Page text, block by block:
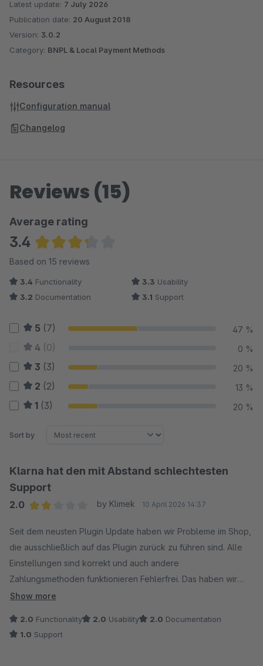
Latest update: 7 July 2026
Publication date: 20 August 2018
Version: 3.0.2
Category: BNPL & Local Payment Methods
Resources
Configuration manual
Changelog
Reviews (15)
Average rating
3.4
Average rating of 3.37 out of 5 stars
Based on 15 reviews
3.4 Functionality 3.3 Usability
3.2 Documentation 3.1 Support
5 (7) 47 %
4 (0) 0 %
3 (3) 20 %
2 (2) 13 %
1 (3) 20 %
Sort by
Klarna hat den mit Abstand schlechtesten
Support
2.0
by Klimek 10 April 2026 14:37
Seit dem neusten Plugin Update haben wir Probleme im Shop,
die ausschließlich auf das Plugin zurück zu führen sind. Alle
Einstellungen sind korrekt und auch andere
Zahlungsmethoden funktionieren Fehlerfrei. Das haben wir
dem Support gemeldet, welches ein maximum an Inkompetenz
erklären mussten, immer wieder wurden wir an den Shopware
Support oder andere Agenturen die für unseren Shop
Show more
2.0 Functionality 2.0 Usability 2.0 Documentation
1.0 Support